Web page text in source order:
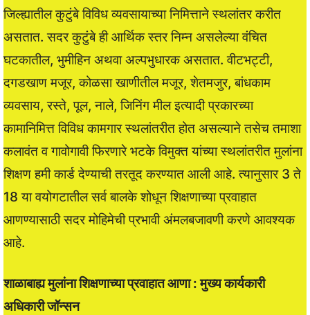
जिल्ह्यातील कुटुंबे विविध व्यवसायाच्या निमित्ताने स्थलांतर करीत
असतात. सदर कुटुंबे ही आर्थिक स्तर निम्न असलेल्या वंचित
घटकातील, भुमीहिन अथवा अल्पभुधारक असतात. वीटभट्टी,
दगडखाण मजूर, कोळसा खाणीतील मजूर, शेतमजुर, बांधकाम
व्यवसाय, रस्ते, पूल, नाले, जिनिंग मील इत्यादी प्रकारच्या
कामानिमित्त विविध कामगार स्थलांतरीत होत असल्याने तसेच तमाशा
कलावंत व गावोगावी फिरणारे भटके विमुक्त यांच्या स्थलांतरीत मुलांना
शिक्षण हमी कार्ड देण्याची तरतूद करण्यात आली आहे. त्यानुसार 3 ते
18 या वयोगटातील सर्व बालके शोधून शिक्षणाच्या प्रवाहात
आणण्यासाठी सदर मोहिमेची प्रभावी अंमलबजावणी करणे आवश्यक
आहे.
शाळाबाह्य मुलांना शिक्षणाच्या प्रवाहात आणा : मुख्य कार्यकारी
अधिकारी जॉन्सन